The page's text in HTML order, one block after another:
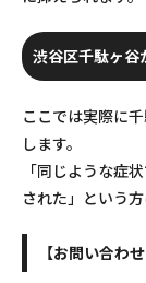
渋谷区千駄ヶ谷
ここでは実際に
します。
「同じような症
された」という
【お問い合わせ